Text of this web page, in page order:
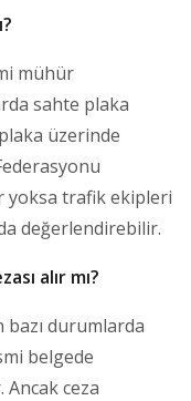
mühür
sahte plaka
üzerinde
yoksa trafik ekipleri
değerlendirebilir.
alır mı?
durumlarda
belgede
ceza